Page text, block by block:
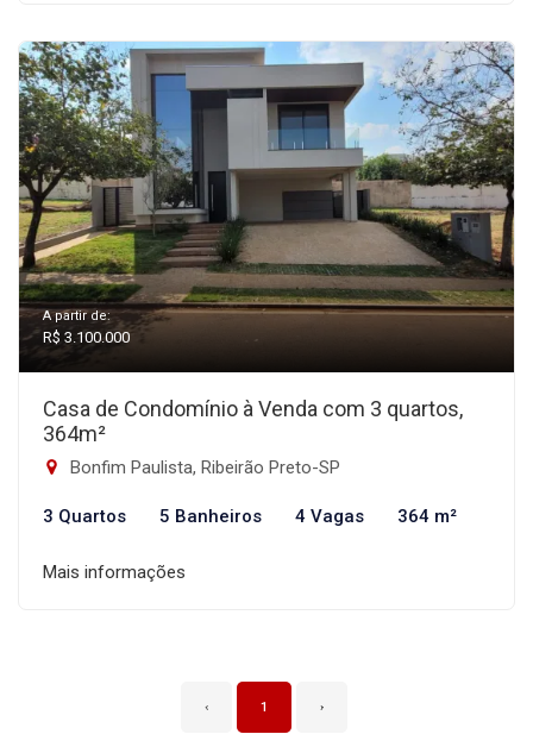
A partir de:
R$ 3.100.000
Casa de Condomínio à Venda com 3 quartos,
364m²
Bonfim Paulista, Ribeirão Preto-SP
3 Quartos 5 Banheiros 4 Vagas 364 m²
Mais informações
‹ 1 ›